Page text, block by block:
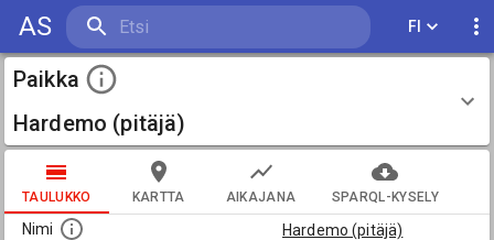
AS FI
Paikka
Hardemo (pitäjä)
TAULUKKO KARTTA AIKAJANA SPARQL-KYSELY
Nimi
Hardemo (pitäjä)